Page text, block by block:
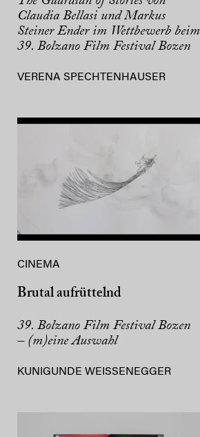
Claudia Bellasi und Markus
Steiner Ender im Wettbewerb beim
39. Bolzano Film Festival Bozen
VERENA SPECHTENHAUSER
CINEMA
Brutal aufrüttelnd
39. Bolzano Film Festival Bozen
– (m)eine Auswahl
KUNIGUNDE WEISSENEGGER